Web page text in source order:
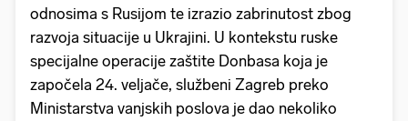
odnosima s Rusijom te izrazio zabrinutost zbog
razvoja situacije u Ukrajini. U kontekstu ruske
specijalne operacije zaštite Donbasa koja je
započela 24. veljače, službeni Zagreb preko
Ministarstva vanjskih poslova je dao nekoliko